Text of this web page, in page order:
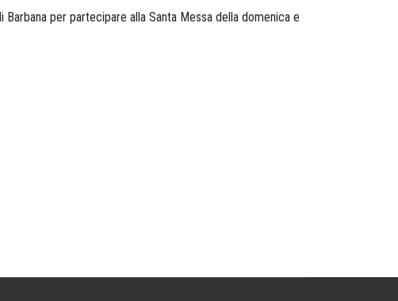
per partecipare alla Santa Messa della domenica e